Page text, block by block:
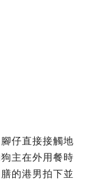
仔直接接觸地
主在外用餐時
的港男拍下並